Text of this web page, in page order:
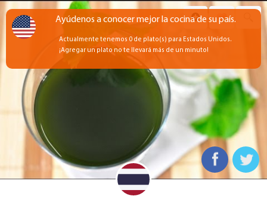
Ayúdenos a conocer mejor la cocina de su país.
Actualmente tenemos 0 de plato(s) para Estados Unidos.
¡Agregar un plato no te llevará más de un minuto!